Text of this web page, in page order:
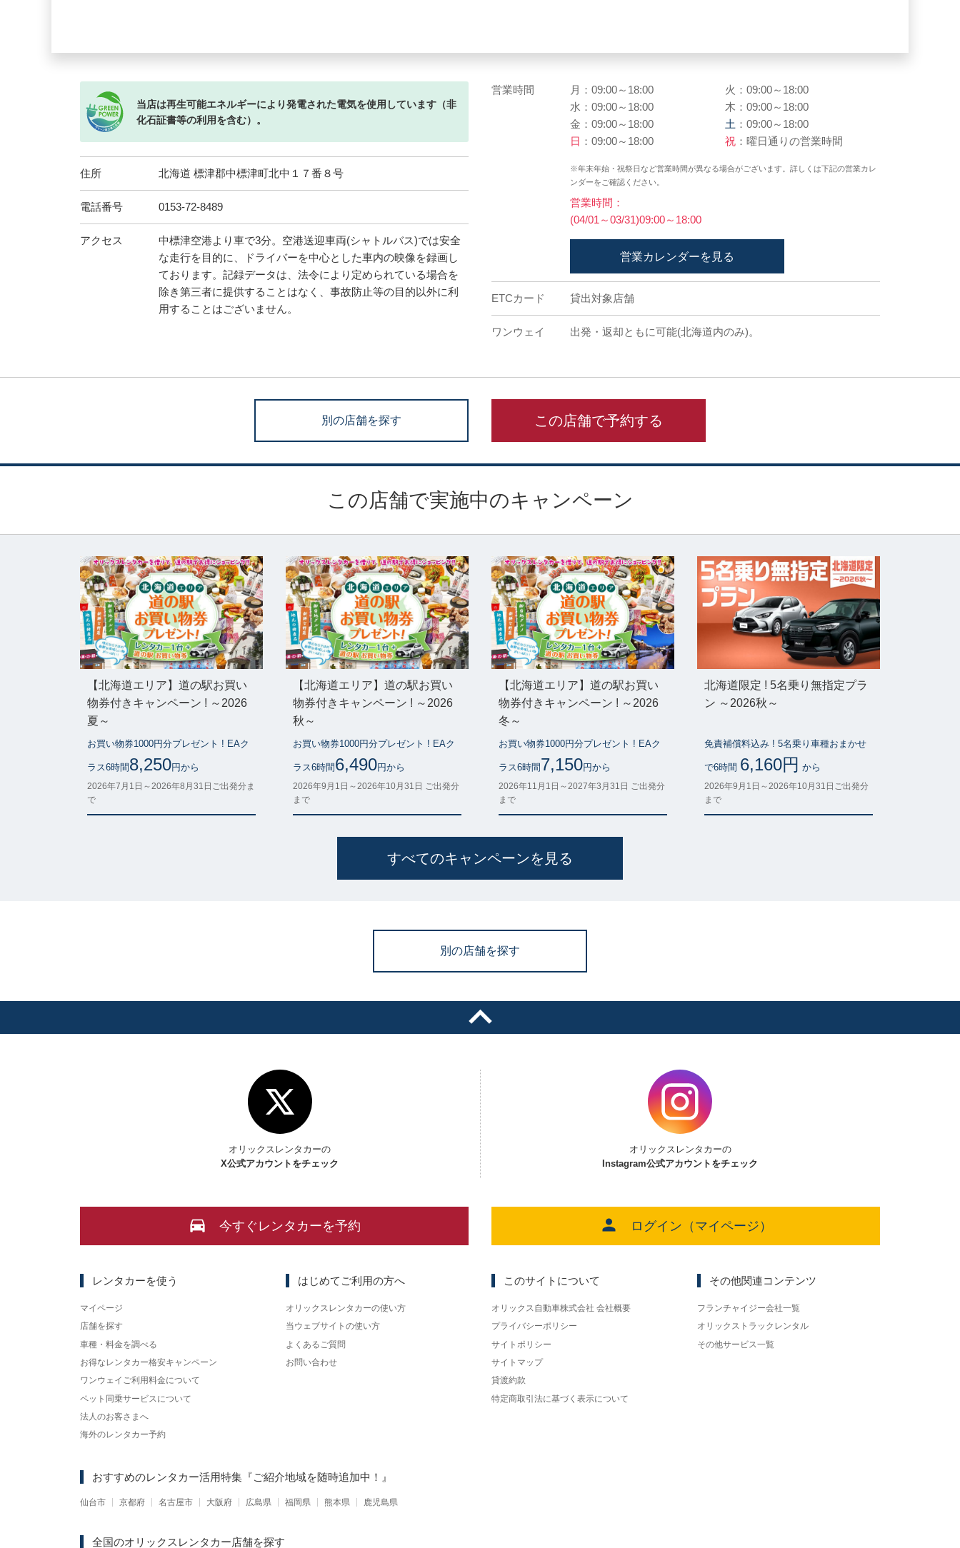
当店は再生可能エネルギーにより発電された電気を使用しています（非
化石証書等の利用を含む）。
住所 北海道 標津郡中標津町北中１７番８号
電話番号 0153-72-8489
アクセス
中標津空港より車で3分。空港送迎車両(シャトルバス)では安全
な走行を目的に、ドライバーを中心とした車内の映像を録画し
ております。記録データは、法令により定められている場合を
除き第三者に提供することはなく、事故防止等の目的以外に利
用することはございません。
営業時間 月：09:00～18:00
火：09:00～18:00
水：09:00～18:00
木：09:00～18:00
金：09:00～18:00
土 ：09:00～18:00
日 ：09:00～18:00 祝 ：曜日通りの営業時間
※年末年始・祝祭日など営業時間が異なる場合がございます。詳しくは下記の営業カレ
ンダーをご確認ください。
営業時間：
(04/01～03/31)09:00～18:00
営業カレンダーを見る
ETCカード 貸出対象店舗
ワンウェイ 出発・返却ともに可能(北海道内のみ)。
別の店舗を探す この店舗で予約する
この店舗で実施中のキャンペーン
【北海道エリア】道の駅お買い
物券付きキャンペーン ! ～2026
夏～
お買い物券1000円分プレゼント ! EAク
ラス6時間 8,250円から
2026年7月1日～2026年8月31日ご出発分ま
で
【北海道エリア】道の駅お買い
物券付きキャンペーン ! ～2026
秋～
お買い物券1000円分プレゼント ! EAク
ラス6時間 6,490円から
2026年9月1日～2026年10月31日 ご出発分
まで
【北海道エリア】道の駅お買い
物券付きキャンペーン ! ～2026
冬～
お買い物券1000円分プレゼント ! EAク
ラス6時間 7,150円から
2026年11月1日～2027年3月31日 ご出発分
まで
北海道限定 ! 5名乗り無指定プラ
ン ～2026秋～
免責補償料込み ! 5名乗り車種おまかせ
で6時間 6,160円 から
2026年9月1日～2026年10月31日ご出発分
まで
すべてのキャンペーンを見る
別の店舗を探す
オリックスレンタカーの
X公式アカウントをチェック
オリックスレンタカーの
Instagram公式アカウントをチェック
今すぐレンタカーを予約 ログイン（マイページ）
レンタカーを使う
マイページ
店舗を探す
車種・料金を調べる
お得なレンタカー格安キャンペーン
ワンウェイご利用料金について
ペット同乗サービスについて
法人のお客さまへ
海外のレンタカー予約
はじめてご利用の方へ
オリックスレンタカーの使い方
当ウェブサイトの使い方
よくあるご質問
お問い合わせ
このサイトについて
オリックス自動車株式会社 会社概要
プライバシーポリシー
サイトポリシー
サイトマップ
貸渡約款
特定商取引法に基づく表示について
その他関連コンテンツ
フランチャイジー会社一覧
オリックストラックレンタル
その他サービス一覧
おすすめのレンタカー活用特集 『ご紹介地域を随時追加中！』
仙台市 京都府 名古屋市 大阪府 広島県 福岡県 熊本県 鹿児島県
全国のオリックスレンタカー店舗を探す